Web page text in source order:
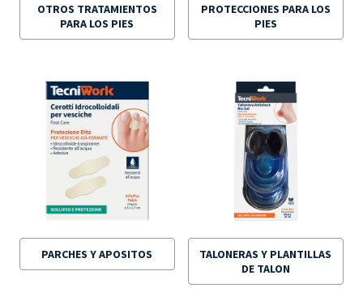
OTROS TRATAMIENTOS
PARA LOS PIES
PROTECCIONES PARA LOS
PIES
PARCHES Y APOSITOS
TALONERAS Y PLANTILLAS
DE TALON